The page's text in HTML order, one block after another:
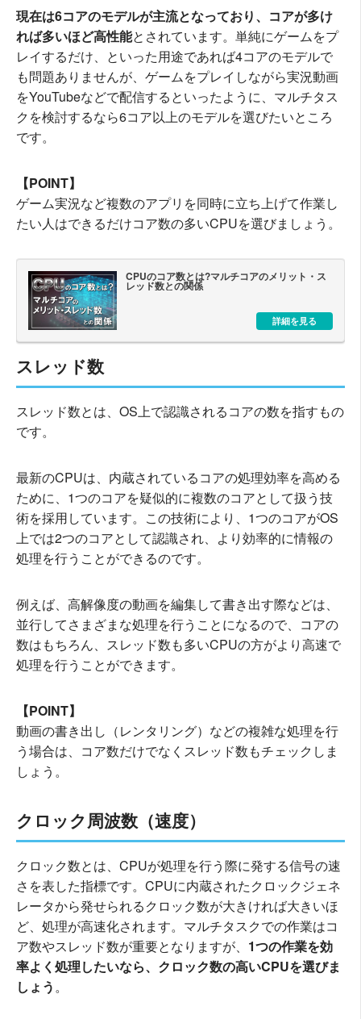
現在は6コアのモデルが主流となっており、コアが多け
れば多いほど高性能とされています。単純にゲームをプ
レイするだけ、といった用途であれば4コアのモデルで
も問題ありませんが、ゲームをプレイしながら実況動画
をYouTubeなどで配信するといったように、マルチタス
クを検討するなら6コア以上のモデルを選びたいところ
です。
【POINT】
ゲーム実況など複数のアプリを同時に立ち上げて作業し
たい人はできるだけコア数の多いCPUを選びましょう。
CPUのコア数とは?マルチコアのメリット・ス
レッド数との関係
詳細を見る
スレッド数
スレッド数とは、OS上で認識されるコアの数を指すもの
です。
最新のCPUは、内蔵されているコアの処理効率を高める
ために、1つのコアを疑似的に複数のコアとして扱う技
術を採用しています。この技術により、1つのコアがOS
上では2つのコアとして認識され、より効率的に情報の
処理を行うことができるのです。
例えば、高解像度の動画を編集して書き出す際などは、
並行してさまざまな処理を行うことになるので、コアの
数はもちろん、スレッド数も多いCPUの方がより高速で
処理を行うことができます。
【POINT】
動画の書き出し（レンタリング）などの複雑な処理を行
う場合は、コア数だけでなくスレッド数もチェックしま
しょう。
クロック周波数（速度）
クロック数とは、CPUが処理を行う際に発する信号の速
さを表した指標です。CPUに内蔵されたクロックジェネ
レータから発せられるクロック数が大きければ大きいほ
ど、処理が高速化されます。マルチタスクでの作業はコ
ア数やスレッド数が重要となりますが、 1つの作業を効
率よく処理したいなら、クロック数の高いCPUを選びま
しょう。